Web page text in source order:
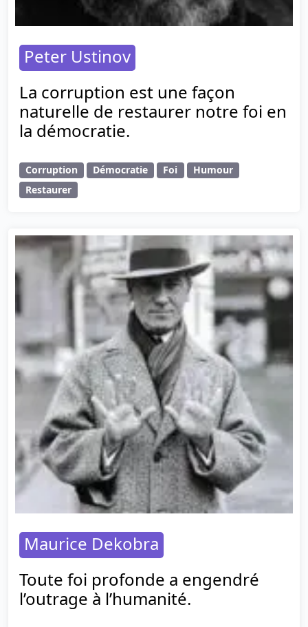
Peter Ustinov
La corruption est une façon
naturelle de restaurer notre foi en
la démocratie.
Corruption Démocratie Foi
Humour
Restaurer
Maurice Dekobra
Toute foi profonde a engendré
l’outrage à l’humanité.